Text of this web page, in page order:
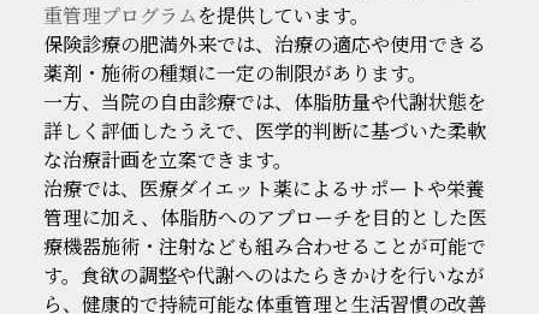
重管理プログラムを提供しています。
保険診療の肥満外来では、治療の適応や使用できる
薬剤・施術の種類に一定の制限があります。
一方、当院の自由診療では、体脂肪量や代謝状態を
詳しく評価したうえで、医学的判断に基づいた柔軟
な治療計画を立案できます。
治療では、医療ダイエット薬によるサポートや栄養
管理に加え、体脂肪へのアプローチを目的とした医
療機器施術・注射なども組み合わせることが可能で
す。食欲の調整や代謝へのはたらきかけを行いなが
ら、健康的で持続可能な体重管理と生活習慣の改善